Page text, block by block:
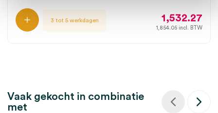
3 tot 5 werkdagen 1,532.27
1,854.05 incl. BTW
Vaak gekocht in combinatie
met